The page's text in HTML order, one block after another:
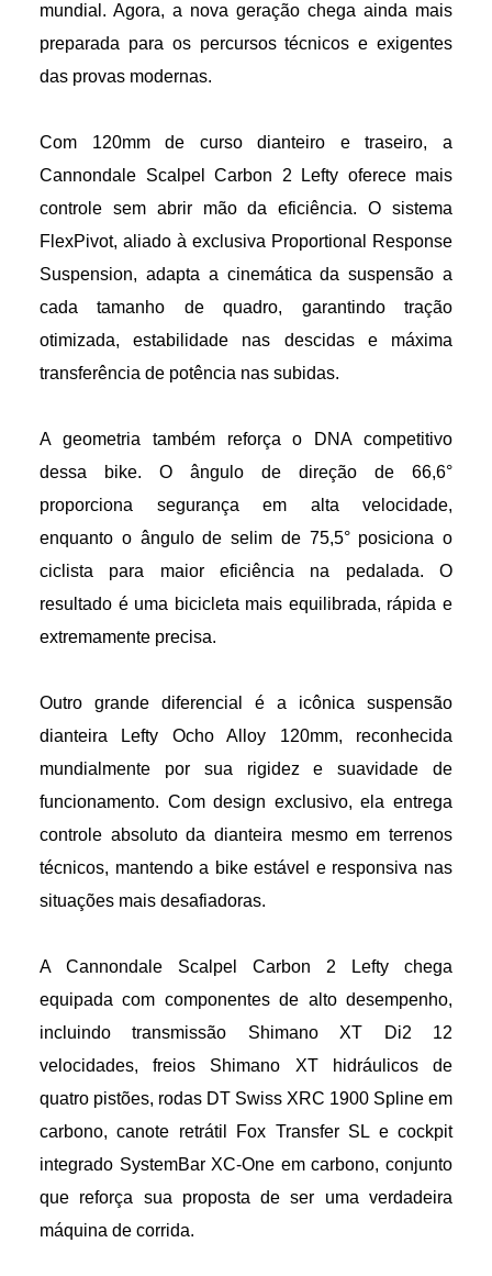
mundial. Agora, a nova geração chega ainda mais
preparada para os percursos técnicos e exigentes
das provas modernas.
Com 120mm de curso dianteiro e traseiro, a
Cannondale Scalpel Carbon 2 Lefty oferece mais
controle sem abrir mão da eficiência. O sistema
FlexPivot, aliado à exclusiva Proportional Response
Suspension, adapta a cinemática da suspensão a
cada tamanho de quadro, garantindo tração
otimizada, estabilidade nas descidas e máxima
transferência de potência nas subidas.
A geometria também reforça o DNA competitivo
dessa bike. O ângulo de direção de 66,6°
proporciona segurança em alta velocidade,
enquanto o ângulo de selim de 75,5° posiciona o
ciclista para maior eficiência na pedalada. O
resultado é uma bicicleta mais equilibrada, rápida e
extremamente precisa.
Outro grande diferencial é a icônica suspensão
dianteira Lefty Ocho Alloy 120mm, reconhecida
mundialmente por sua rigidez e suavidade de
funcionamento. Com design exclusivo, ela entrega
controle absoluto da dianteira mesmo em terrenos
técnicos, mantendo a bike estável e responsiva nas
situações mais desafiadoras.
A Cannondale Scalpel Carbon 2 Lefty chega
equipada com componentes de alto desempenho,
incluindo transmissão Shimano XT Di2 12
velocidades, freios Shimano XT hidráulicos de
quatro pistões, rodas DT Swiss XRC 1900 Spline em
carbono, canote retrátil Fox Transfer SL e cockpit
integrado SystemBar XC-One em carbono, conjunto
que reforça sua proposta de ser uma verdadeira
máquina de corrida.